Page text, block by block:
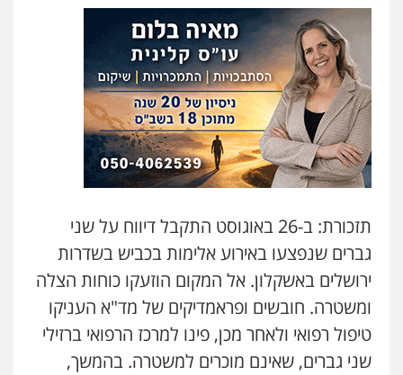
פלילי פשיעה חמורה תעבורה אסירים
0522992110
עו"ד שאדי נאטור
פלילי פשיעה חמורה מעצרים וחקירות
0509230800
פלילי פשיעה כלכלית צווארון לבן
0506217771
סלימאן אבו שעירה – משרד עורכי דין
פלילי בטחוני צבאי נזיקין
0547780927
תזכורת: ב-26 באוגוסט התקבל דיווח על שני
גברים שנפצעו באירוע אלימות בכביש בשדרות
ירושלים באשקלון. אל המקום הוזעקו כוחות הצלה
ומשטרה. חובשים ופראמדיקים של מד"א העניקו
טיפול רפואי ולאחר מכן, פינו למרכז הרפואי ברזילי
שני גברים, שאינם מוכרים למשטרה. בהמשך,